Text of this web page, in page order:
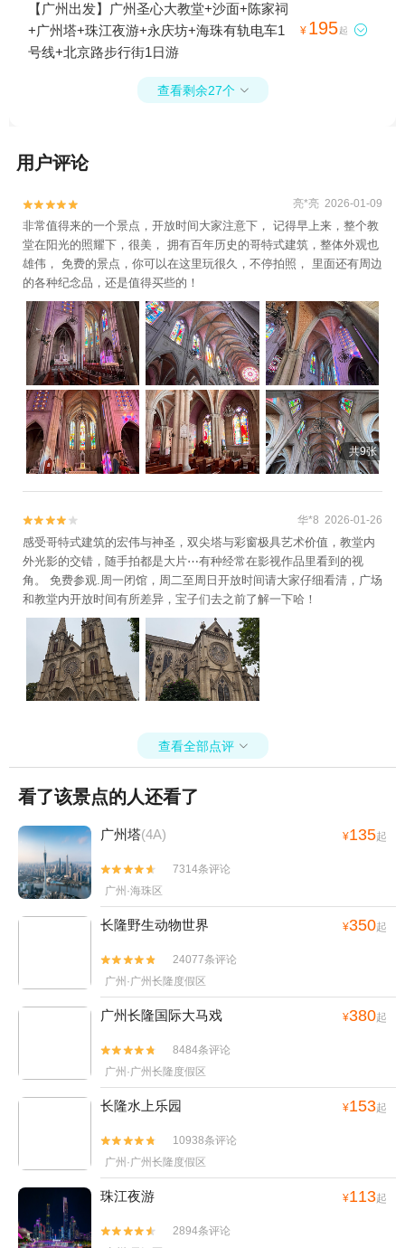
【广州出发】广州圣心大教堂+沙面+陈家祠
+广州塔+珠江夜游+永庆坊+海珠有轨电车1
号线+北京路步行街1日游
¥ 195起 
查看剩余27个 
用户评论

 亮*亮 2026-01-09
非常值得来的一个景点，开放时间大家注意下， 记得早上来，整个教
堂在阳光的照耀下，很美， 拥有百年历史的哥特式建筑，整体外观也
雄伟， 免费的景点，你可以在这里玩很久，不停拍照， 里面还有周边
的各种纪念品，还是值得买些的！
共9张

 华*8 2026-01-26
感受哥特式建筑的宏伟与神圣，双尖塔与彩窗极具艺术价值，教堂内
外光影的交错，随手拍都是大片⋯有种经常在影视作品里看到的视
角。 免费参观.周一闭馆，周二至周日开放时间请大家仔细看清，广场
和教堂内开放时间有所差异，宝子们去之前了解一下哈！
查看全部点评 
看了该景点的人还看了
广州塔(4A) ¥135起


7314条评论
广州·海珠区
长隆野生动物世界 ¥350起


24077条评论
广州·广州长隆度假区
广州长隆国际大马戏 ¥380起


8484条评论
广州·广州长隆度假区
长隆水上乐园 ¥153起


10938条评论
广州·广州长隆度假区
珠江夜游 ¥113起


2894条评论